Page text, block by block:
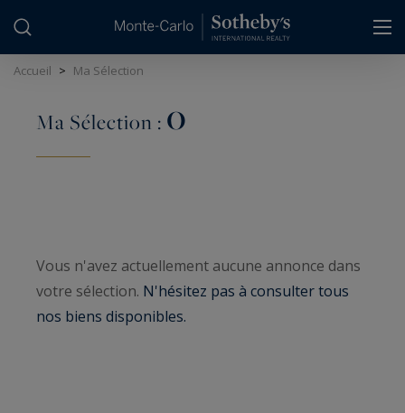
Accueil > Ma Sélection
Ma Sélection : 0
Vous n'avez actuellement aucune annonce dans
votre sélection. N'hésitez pas à consulter tous
nos biens disponibles.